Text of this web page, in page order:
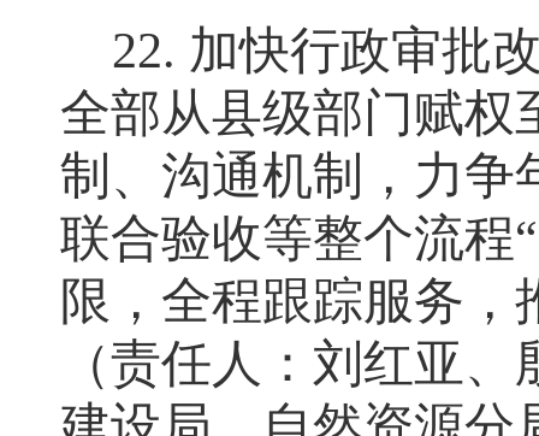
22. 加快行政审批
全部从县级部门赋权
制、沟通机制
， 力争
联合验收等整个流程“
限，全程跟踪服务 ，
（责任人：刘红亚、